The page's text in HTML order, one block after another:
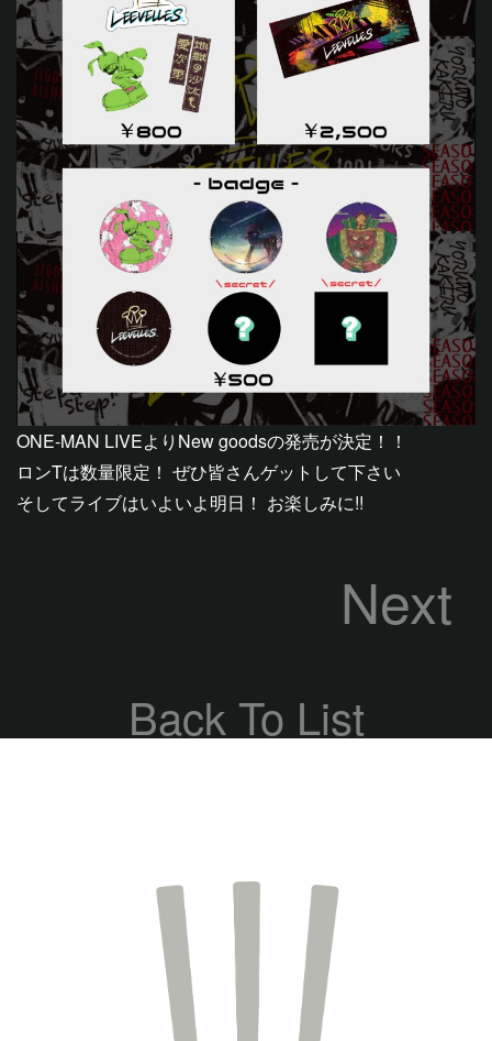
ONE-MAN LIVEよりNew goodsの発売が決定！！
ロンTは数量限定！ ぜひ皆さんゲットして下さい
そしてライブはいよいよ明日！ お楽しみに!!
Next
Back To List